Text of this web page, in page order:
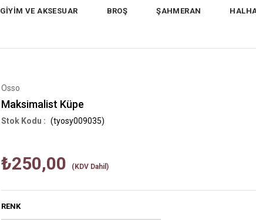
GİYİM VE AKSESUAR BROŞ ŞAHMERAN
Osso
Maksimalist Küpe
(tyosy009035)
₺250,00 (KDV Dahil)
RENK